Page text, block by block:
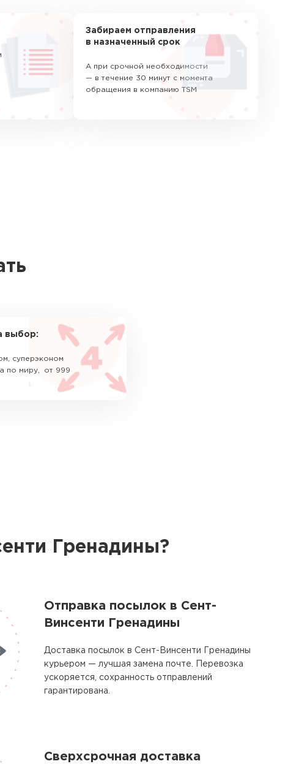
Забираем отправления
в назначенный срок
А при срочной необходимости
— в течение 30 минут с момента
обращения в компанию TSM
выбор:
суперэконом
по миру, от 999
Гренадины?
Отправка посылок в Сент-
Винсенти Гренадины
Доставка посылок в Сент-Винсенти Гренадины
курьером — лучшая замена почте. Перевозка
ускоряется, сохранность отправлений
гарантирована.
Сверхсрочная доставка